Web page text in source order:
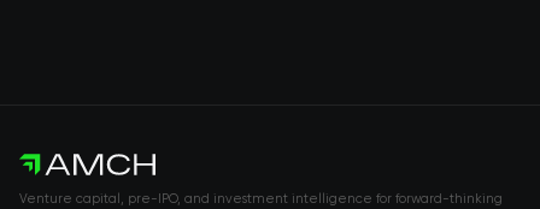
Venture capital, pre-IPO, and investment intelligence for forward-thinking